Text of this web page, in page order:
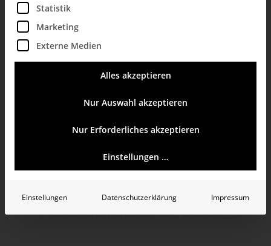
Einkaufscontrolling
mit Bissantz-
Software
Daten­analyse, Planung und Reporting für den
operativen und strategischen Einkauf.
Statistik
Marketing
Externe Medien
Alles akzeptieren
Nur Auswahl akzeptieren
Nur Erforderliches akzeptieren
Einstellungen …
Einstellungen Datenschutzerklärung Impressum